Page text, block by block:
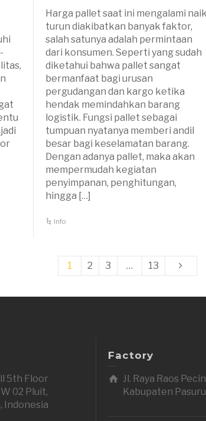
Harga pallet saat ini mengalami naik
turun diakibatkan banyak faktor,
salah satunya adalah permintaan
dari konsumen. Seperti yang sudah
diketahui bahwa pallet sangat
bermanfaat bagi urusan
pergudangan dan kargo ketika
hendak memindahkan barang
logistik. Fungsi pallet sebagai
tumpuan nyatanya memberi andil
besar bagi keselamatan barang.
Dengan adanya pallet, maka akan
mempermudah kegiatan
penyimpanan, penghitungan,
hingga […]
Info
1 2 3 … 13
5th Floor
02 Pluit,
Indonesia
Factory
Jl. Raya Raos
Kabupaten